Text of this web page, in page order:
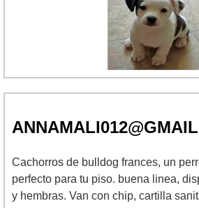
Cachorros de bulldog frances, un
perfecto para tu piso. buena linea,
y hembras. Van con chip, cartilla